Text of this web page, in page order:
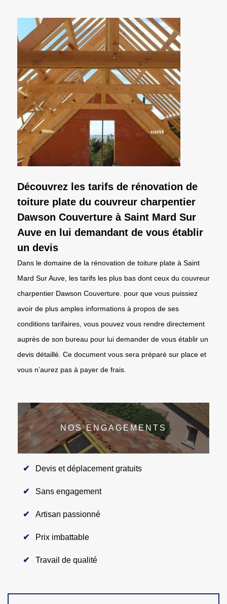
Découvrez les tarifs de rénovation de
toiture plate du couvreur charpentier
Dawson Couverture à Saint Mard Sur
Auve en lui demandant de vous établir
un devis
Dans le domaine de la rénovation de toiture plate à Saint
Mard Sur Auve, les tarifs les plus bas dont ceux du couvreur
charpentier Dawson Couverture. pour que vous puissiez
avoir de plus amples informations à propos de ses
conditions tarifaires, vous pouvez vous rendre directement
auprès de son bureau pour lui demander de vous établir un
devis détaillé. Ce document vous sera préparé sur place et
vous n’aurez pas à payer de frais.
NOS ENGAGEMENTS
Devis et déplacement gratuits
Sans engagement
Artisan passionné
Prix imbattable
Travail de qualité